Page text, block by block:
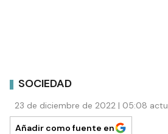
SOCIEDAD
23 de diciembre de 2022 | 05:08
Añadir como fuente en